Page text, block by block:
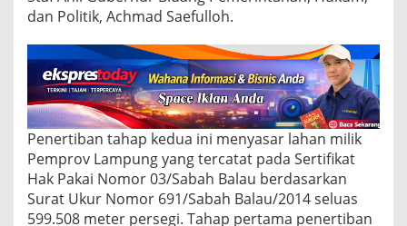
h
a
p
I
I
d
e
n
g
a
n
P
e
n
dan Politik, Achmad Saefulloh.
Penertiban tahap kedua ini menyasar lahan milik
Pemprov Lampung yang tercatat pada Sertifikat
Hak Pakai Nomor 03/Sabah Balau berdasarkan
Surat Ukur Nomor 691/Sabah Balau/2014 seluas
599.508 meter persegi. Tahap pertama penertiban